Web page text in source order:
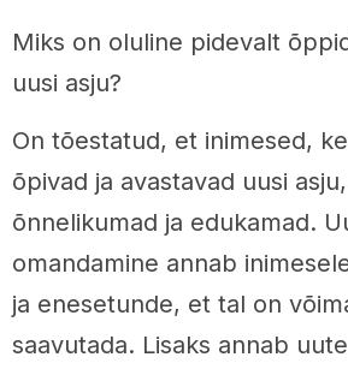
Miks on oluline pidevalt
uusi asju?
On tõestatud, et inimesed,
õpivad ja avastavad uusi
õnnelikumad ja edukamad.
omandamine annab
ja enesetunde, et tal on
saavutada. Lisaks annab